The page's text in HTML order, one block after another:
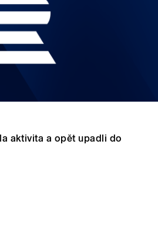
aktivita a opět upadli do